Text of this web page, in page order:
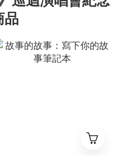
品